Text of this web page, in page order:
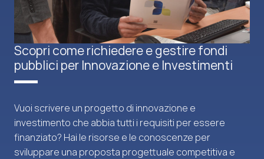
Scopri come richiedere e gestire fondi
pubblici per Innovazione e Investimenti
Vuoi scrivere un progetto di innovazione e
investimento che abbia tutti i requisiti per essere
finanziato? Hai le risorse e le conoscenze per
sviluppare una proposta progettuale competitiva e